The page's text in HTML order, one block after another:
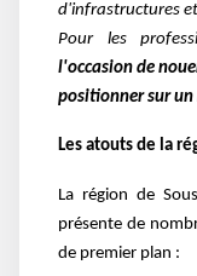
d'infrastructures
Pour les
l'occasion de
positionner sur
Les atouts de la
La région de
présente de
de premier plan :